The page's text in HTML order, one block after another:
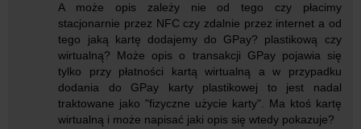
A może opis zależy nie od tego czy płacimy
stacjonarnie przez NFC czy zdalnie przez internet a od
tego jaką kartę dodajemy do GPay? plastikową czy
wirtualną? Może opis o transakcji GPay pojawia się
tylko przy płatności kartą wirtualną a w przypadku
dodania do GPay karty plastikowej to jest nadal
traktowane jako "fizyczne użycie karty". Ma ktoś kartę
wirtualną i może napisać jaki opis się wtedy pokazuje?